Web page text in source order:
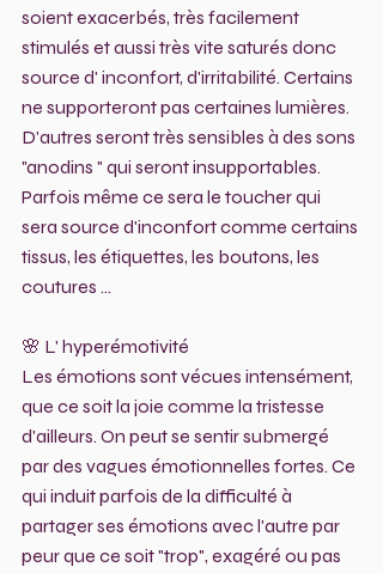
soient exacerbés, très facilement
stimulés et aussi très vite saturés donc
source d' inconfort, d'irritabilité. Certains
ne supporteront pas certaines lumières.
D'autres seront très sensibles à des sons
"anodins " qui seront insupportables.
Parfois même ce sera le toucher qui
sera source d'inconfort comme certains
tissus, les étiquettes, les boutons, les
coutures ...
🌸 L' hyperémotivité
Les émotions sont vécues intensément,
que ce soit la joie comme la tristesse
d'ailleurs. On peut se sentir submergé
par des vagues émotionnelles fortes. Ce
qui induit parfois de la difficulté à
partager ses émotions avec l'autre par
peur que ce soit "trop", exagéré ou pas